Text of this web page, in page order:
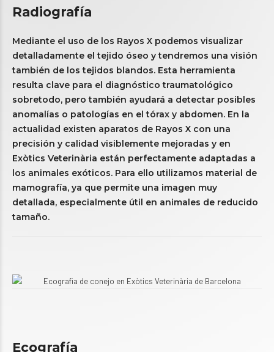
Radiografía
Mediante el uso de los Rayos X podemos visualizar
detalladamente el tejido óseo y tendremos una visión
también de los tejidos blandos. Esta herramienta
resulta clave para el diagnóstico traumatológico
sobretodo, pero también ayudará a detectar posibles
anomalías o patologías en el tórax y abdomen. En la
actualidad existen aparatos de Rayos X con una
precisión y calidad visiblemente mejoradas y en
Exòtics Veterinària están perfectamente adaptadas a
los animales exóticos. Para ello utilizamos material de
mamografía, ya que permite una imagen muy
detallada, especialmente útil en animales de reducido
tamaño.
Ecografía